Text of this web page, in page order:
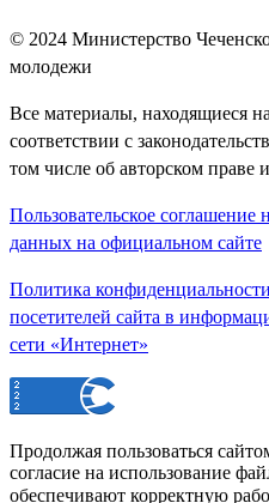
© 2024 Министерство
молодежи
Все материалы, находящиеся
соответствии с
том числе об авторском праве
Пользовательское соглашение
данных на официальном сайте
Политика
посетителей сайта в
сети «Интернет»
Продолжая пользоваться
согласие на использование
обеспечивают корректную